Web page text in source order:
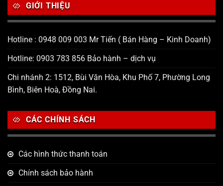
GIỚI THIỆU
Hotline : 0948 009 003 Mr Tiến ( Bán Hàng – Kinh Doanh)
Hotline: 0903 783 856 Bảo hành – dịch vụ
Chi nhánh 2: 1512, Bùi Văn Hòa, Khu Phố 7, Phường Long
Bình, Biên Hoà, Đồng Nai.
CÁC CHÍNH SÁCH
Các hình thức thanh toán
Chính sách bảo hành